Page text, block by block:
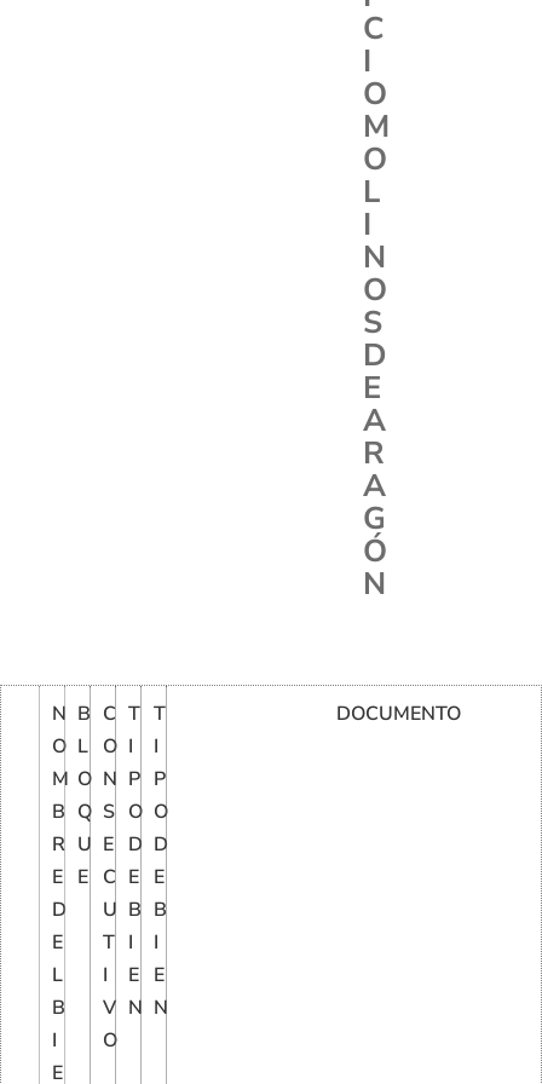
C
I
O
M
O
L
I
N
O
S
D
E
A
R
A
G
Ó
N
N
O
M
B
R
E
D
E
L
B
I
E
B
L
O
Q
U
E
C
O
N
S
E
C
U
T
I
V
O
T
I
P
O
D
E
B
I
E
N
T
I
P
O
D
E
B
I
E
N
DOCUMENTO